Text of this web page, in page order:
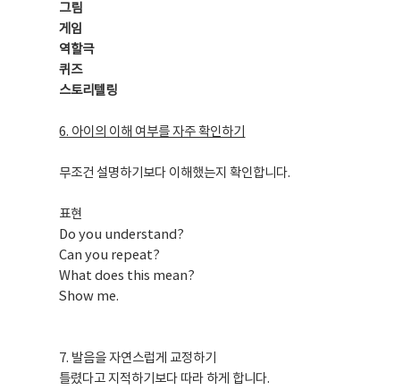
그림
게임
역할극
퀴즈
스토리텔링
6. 아이의 이해 여부를 자주 확인하기
무조건 설명하기보다 이해했는지 확인합니다.
표현
Do you understand?
Can you repeat?
What does this mean?
Show me.
7. 발음을 자연스럽게 교정하기
틀렸다고 지적하기보다 따라 하게 합니다.